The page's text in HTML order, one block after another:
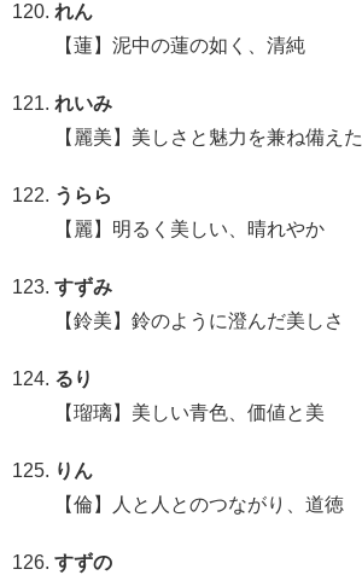
れん
【蓮】泥中の蓮の如く、清純
れいみ
【麗美】美しさと魅力を兼ね備えた
うらら
【麗】明るく美しい、晴れやか
すずみ
【鈴美】鈴のように澄んだ美しさ
るり
【瑠璃】美しい青色、価値と美
りん
【倫】人と人とのつながり、道徳
すずの